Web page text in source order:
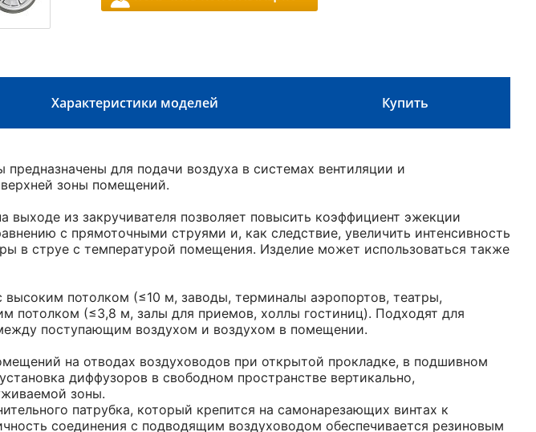
Характеристики моделей Купить
для подачи воздуха в системах вентиляции и
зоны помещений.
выходе из закручивателя позволяет повысить коэффициент эжекции
с прямоточными струями и, как следствие, увеличить интенсивность
в струе с температурой помещения. Изделие может использоваться также
потолком (≤10 м, заводы, терминалы аэропортов, театры,
потолком (≤3,8 м, залы для приемов, холлы гостиниц). Подходят для
поступающим воздухом и воздухом в помещении.
на отводах воздуховодов при открытой прокладке, в подшивном
диффузоров в свободном пространстве вертикально,
зоны.
патрубка, который крепится на самонарезающих винтах к
соединения с подводящим воздуховодом обеспечивается резиновым